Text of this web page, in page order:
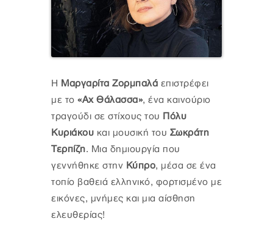
Η Μαργαρίτα Ζορμπαλά επιστρέφει
με το «Αχ Θάλασσα», ένα καινούριο
τραγούδι σε στίχους του Πόλυ
Κυριάκου και μουσική του Σωκράτη
Τερπίζη. Μια δημιουργία που
γεννήθηκε στην Κύπρο, μέσα σε ένα
τοπίο βαθειά ελληνικό, φορτισμένο με
εικόνες, μνήμες και μια αίσθηση
ελευθερίας!